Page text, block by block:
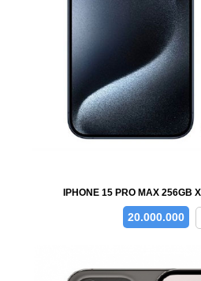
IPHONE 15 PRO MAX 256GB
20.000.000